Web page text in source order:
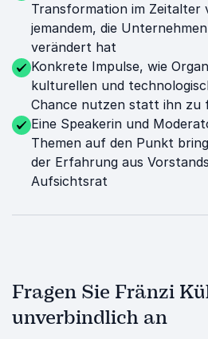
Transformation im Zeitalter
jemandem, die
verändert hat
Konkrete Impulse, wie
kulturellen und
Chance nutzen statt ihn zu
Eine Speakerin und
Themen auf den Punkt
der Erfahrung aus
Aufsichtsrat
Fragen Sie Fränzi
unverbindlich an